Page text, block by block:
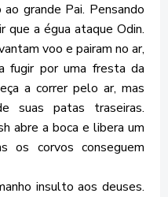
grande Pai. Pensando
a égua ataque Odin.
voo e pairam no ar,
fugir por uma fresta da
a correr pelo ar, mas
suas patas traseiras.
abre a boca e libera um
os corvos conseguem
insulto aos deuses.